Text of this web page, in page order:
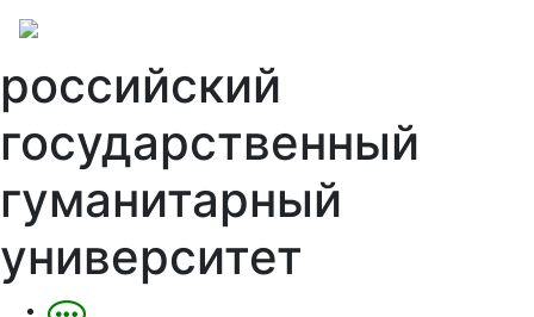
российский
государственный
гуманитарный
университет